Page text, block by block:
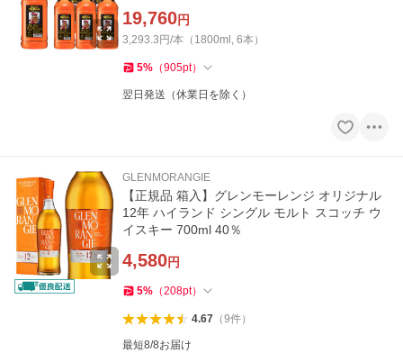
19,760円
3,293.3円/本（1800ml, 6本）
5% （905pt）
翌日発送（休業日を除く）
GLENMORANGIE
【正規品 箱入】グレンモーレンジ オリジナル
12年 ハイランド シングル モルト スコッチ ウ
イスキー 700ml 40％
4,580円
5% （208pt）
4.67（9件）
最短8/8お届け